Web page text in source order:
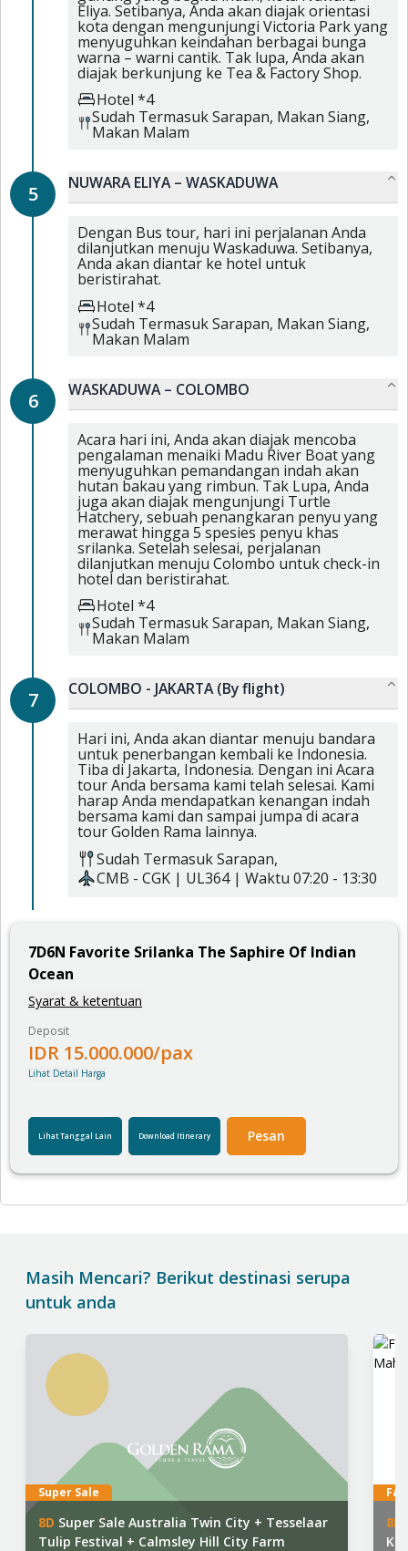
Eliya. Setibanya, Anda akan diajak orientasi
kota dengan mengunjungi Victoria Park yang
menyuguhkan keindahan berbagai bunga
warna – warni cantik. Tak lupa, Anda akan
diajak berkunjung ke Tea & Factory Shop.
Hotel *4
Sudah TermasukSarapan, Makan Siang,
Makan Malam
5 NUWARA ELIYA – WASKADUWA
Dengan Bus tour, hari ini perjalanan Anda
dilanjutkan menuju Waskaduwa. Setibanya,
Anda akan diantar ke hotel untuk
beristirahat.
Hotel *4
Sudah TermasukSarapan, Makan Siang,
Makan Malam
6 WASKADUWA – COLOMBO
Acara hari ini, Anda akan diajak mencoba
pengalaman menaiki Madu River Boat yang
menyuguhkan pemandangan indah akan
hutan bakau yang rimbun. Tak Lupa, Anda
juga akan diajak mengunjungi Turtle
Hatchery, sebuah penangkaran penyu yang
merawat hingga 5 spesies penyu khas
srilanka. Setelah selesai, perjalanan
dilanjutkan menuju Colombo untuk check-in
hotel dan beristirahat.
Hotel *4
Sudah TermasukSarapan, Makan Siang,
Makan Malam
7 COLOMBO - JAKARTA (By flight)
Hari ini, Anda akan diantar menuju bandara
untuk penerbangan kembali ke Indonesia.
Tiba di Jakarta, Indonesia. Dengan ini Acara
tour Anda bersama kami telah selesai. Kami
harap Anda mendapatkan kenangan indah
bersama kami dan sampai jumpa di acara
tour Golden Rama lainnya.
Sudah TermasukSarapan,
CMB - CGK | UL364| Waktu 07:20 - 13:30
7D6N Favorite Srilanka The Saphire Of Indian
Ocean
Syarat & ketentuan
Deposit
IDR 15.000.000/pax
Lihat Detail Harga
Lihat Tanggal Lain Download Itinerary Pesan
Masih Mencari? Berikut destinasi serupa
untuk anda
Super Sale
8D Super Sale Australia Twin City + Tesselaar
Tulip Festival + Calmsley Hill City Farm
8D